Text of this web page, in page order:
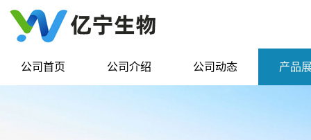
公司首页 公司介绍 公司动态 产品